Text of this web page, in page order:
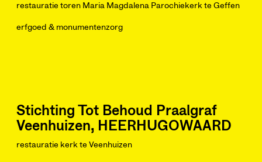
restauratie toren Maria Magdalena Parochiekerk te Geffen
erfgoed & monumentenzorg
Stichting Tot Behoud Praalgraf
Veenhuizen, HEERHUGOWAARD
restauratie kerk te Veenhuizen